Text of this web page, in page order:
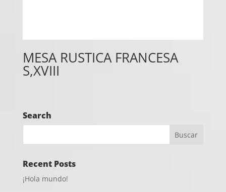
MESA RUSTICA FRANCESA
S,XVIII
Search
Recent Posts
¡Hola mundo!